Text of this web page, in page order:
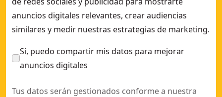
anuncios digitales relevantes, crear audiencias
similares y medir nuestras estrategias de marketing.
Sí, puedo compartir mis datos para mejorar
anuncios digitales
Tus datos serán gestionados conforme a nuestra